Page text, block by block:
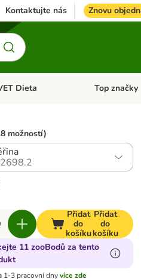
Kontaktujte nás Znovu
menu: Koně
Dieta Otevřít menu:
Top značky
možností)
Přidat
do
košíku
Přidat
do
košíku
11 zooBodů za tento
1-3 pracovní dny více zde